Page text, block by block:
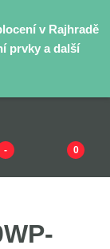
v Rajhradě
prvky a další
- 0